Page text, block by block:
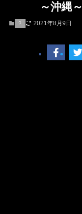
～沖縄～
？ 2021年8月9日